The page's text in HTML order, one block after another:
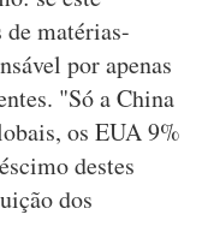
de matérias-
por apenas
"Só a China
os EUA 9%
destes
dos